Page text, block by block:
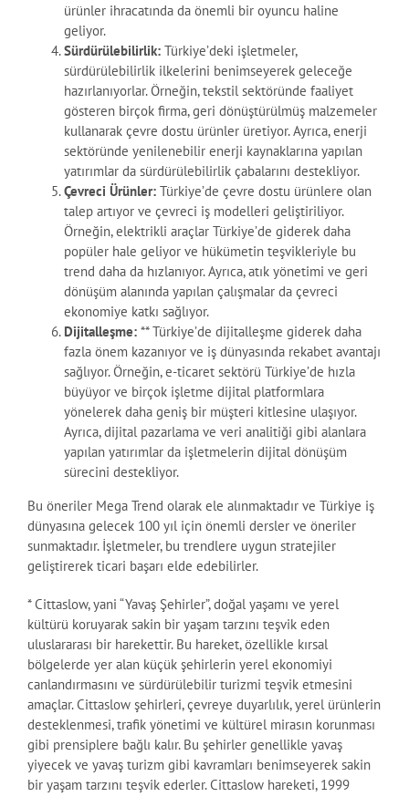
ürünler ihracatında da önemli bir oyuncu haline
geliyor.
Sürdürülebilirlik: Türkiye’deki işletmeler,
sürdürülebilirlik ilkelerini benimseyerek geleceğe
hazırlanıyorlar. Örneğin, tekstil sektöründe faaliyet
gösteren birçok firma, geri dönüştürülmüş malzemeler
kullanarak çevre dostu ürünler üretiyor. Ayrıca, enerji
sektöründe yenilenebilir enerji kaynaklarına yapılan
yatırımlar da sürdürülebilirlik çabalarını destekliyor.
Çevreci Ürünler: Türkiye’de çevre dostu ürünlere olan
talep artıyor ve çevreci iş modelleri geliştiriliyor.
Örneğin, elektrikli araçlar Türkiye’de giderek daha
popüler hale geliyor ve hükümetin teşvikleriyle bu
trend daha da hızlanıyor. Ayrıca, atık yönetimi ve geri
dönüşüm alanında yapılan çalışmalar da çevreci
ekonomiye katkı sağlıyor.
Dijitalleşme: ** Türkiye’de dijitalleşme giderek daha
fazla önem kazanıyor ve iş dünyasında rekabet avantajı
sağlıyor. Örneğin, e-ticaret sektörü Türkiye’de hızla
büyüyor ve birçok işletme dijital platformlara
yönelerek daha geniş bir müşteri kitlesine ulaşıyor.
Ayrıca, dijital pazarlama ve veri analitiği gibi alanlara
yapılan yatırımlar da işletmelerin dijital dönüşüm
sürecini destekliyor.
Bu öneriler Mega Trend olarak ele alınmaktadır ve Türkiye iş
dünyasına gelecek 100 yıl için önemli dersler ve öneriler
sunmaktadır. İşletmeler, bu trendlere uygun stratejiler
geliştirerek ticari başarı elde edebilirler.
* Cittaslow, yani “Yavaş Şehirler”, doğal yaşamı ve yerel
kültürü koruyarak sakin bir yaşam tarzını teşvik eden
uluslararası bir harekettir. Bu hareket, özellikle kırsal
bölgelerde yer alan küçük şehirlerin yerel ekonomiyi
canlandırmasını ve sürdürülebilir turizmi teşvik etmesini
amaçlar. Cittaslow şehirleri, çevreye duyarlılık, yerel ürünlerin
desteklenmesi, trafik yönetimi ve kültürel mirasın korunması
gibi prensiplere bağlı kalır. Bu şehirler genellikle yavaş
yiyecek ve yavaş turizm gibi kavramları benimseyerek sakin
bir yaşam tarzını teşvik ederler. Cittaslow hareketi, 1999